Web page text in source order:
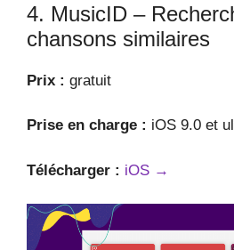
4. MusicID –
chansons similaires
Prix : gratuit
Prise en charge : iOS 9.0 et
Télécharger : iOS →